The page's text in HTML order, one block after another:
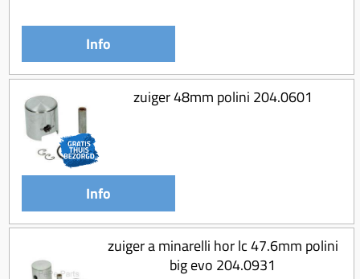
Info
zuiger 48mm polini 204.0601
Info
zuiger a minarelli hor lc 47.6mm polini
big evo 204.0931